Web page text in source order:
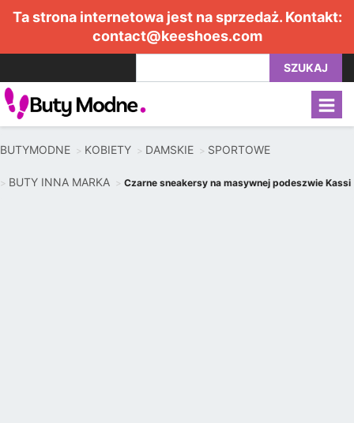
Ta strona internetowa jest na sprzedaż. Kontakt:
contact@keeshoes.com
SZUKAJ
BUTYMODNE KOBIETY DAMSKIE SPORTOWE
BUTY INNA MARKA Czarne sneakersy na masywnej podeszwie Kassi